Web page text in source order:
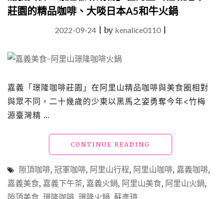
點
26
薦，
療
癒
的
光"
莊園的精品咖啡、大啖日本A5和牛火鍋
2022-09-24|by kenalice0110|
嘉義「璟隆咖啡莊園」在阿里山精品咖啡與美食圈相對
與眾不同，二十幾歲的少東以黑馬之姿勇奪今年<竹梅
源臺灣精 …
CONTINUE READING
義
美
食
「璟
隙頂咖啡, 冠軍咖啡, 阿里山行程, 阿里山咖啡, 嘉義咖啡,
嘉義美食, 嘉義下午茶, 嘉義火鍋, 阿里山美食, 阿里山火鍋,
隙頂美食, 璟隆咖啡, 璟隆火鍋, 蘇彥璋